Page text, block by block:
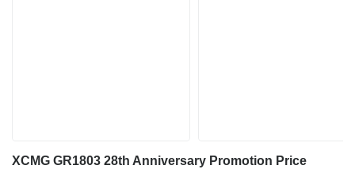
XCMG GR1803 28th Anniversary Promotion Price